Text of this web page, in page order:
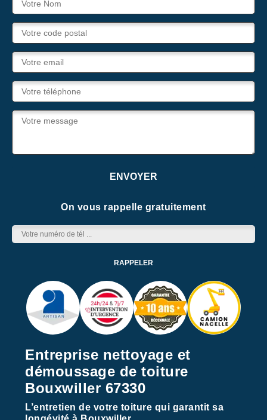
On vous rappelle gratuitement
Entreprise nettoyage et
démoussage de toiture
Bouxwiller 67330
L’entretien de votre toiture qui garantit sa